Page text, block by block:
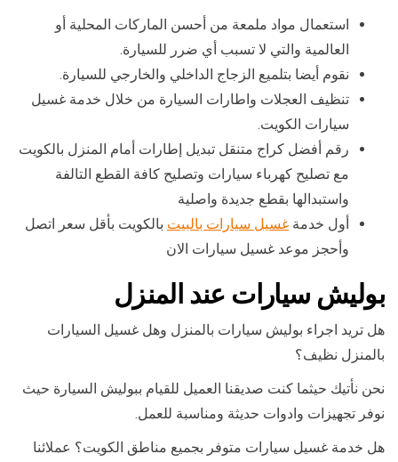
استعمال مواد ملمعة من أحسن الماركات المحلية أو
العالمية والتي لا تسبب أي ضرر للسيارة.
نقوم أيضا بتلميع الزجاج الداخلي والخارجي للسيارة.
تنظيف العجلات واطارات السيارة من خلال خدمة غسيل
سيارات الكويت.
رقم أفضل كراج متنقل تبديل إطارات أمام المنزل بالكويت
مع تصليح كهرباء سيارات وتصليح كافة القطع التالفة
واستبدالها بقطع جديدة واصلية
أول خدمة غسيل سيارات بالبيت بالكويت بأقل سعر اتصل
وأحجز موعد غسيل سيارات الان
بوليش سيارات عند المنزل
هل تريد اجراء بوليش سيارات بالمنزل وهل غسيل السيارات
بالمنزل نظيف؟
نحن نأتيك حيثما كنت صديقنا العميل للقيام ببوليش السيارة حيث
نوفر تجهيزات وادوات حديثة ومناسبة للعمل.
هل خدمة غسيل سيارات متوفر بجميع مناطق الكويت؟ عملائنا